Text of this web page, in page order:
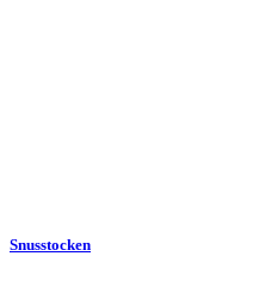
Snusstocken